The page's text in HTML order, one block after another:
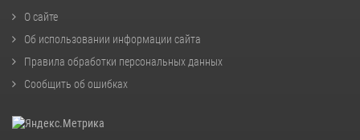
О сайте
Об использовании информации сайта
Правила обработки персональных данных
Сообщить об ошибках